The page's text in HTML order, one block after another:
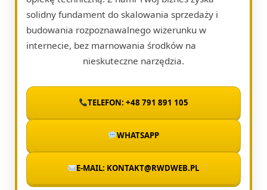
solidny fundament do skalowania sprzedaży i
budowania rozpoznawalnego wizerunku w
internecie, bez marnowania środków na
nieskuteczne narzędzia.
TELEFON: +48 791 891 105
WHATSAPP
E-MAIL: KONTAKT@RWDWEB.PL